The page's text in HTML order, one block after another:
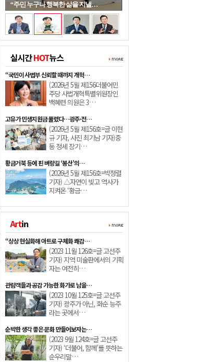
“주민 누구나 행복한 삶을 지낼…
실시간HOT뉴스
“국민이 사법부 신뢰할 때까지 개혁…
(2026년 5월 제156더불어민
주당 사법개혁특별위원장인
백혜련 의원은 3…
고유가 민생지원금 풀렸다…광주·전…
(2026년 5월 제156호=글 이현
규 기자, 사진 최기남 기자)중
동 정세 장기…
황금거북 등에 핀 벼랑길 ‘봉산’의…
(2026년 5월 제156호=박정렬
기자) △자연이 빚고 역사가
지켜온 ‘황금…
Artin
“상상 현실화해 아트로 구체화 쾌감…
(2023 11월 126호=글 고선주
기자) 지역 미술판에서의 기획
자는 여전히…
관람객들과 공감 가능한 화가로 남을…
(2023 10월 125호=글 고선주
기자) 광주가 아닌, 화순 능주
라는 곳에서…
순박한 생각 좋은 문화 만들어보자는…
(2023 9월 124호=글 고선주
기자) ‘더불어, 함께’를 뜻하는
순우리말…